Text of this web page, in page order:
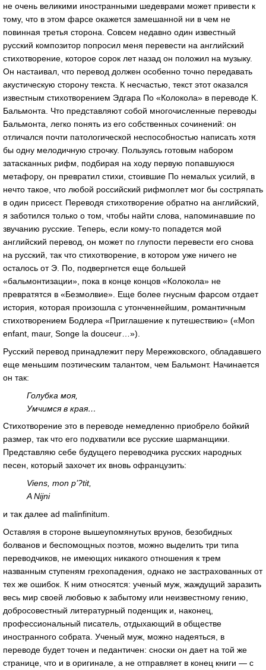
не очень великими иностранными шедеврами может привести к
тому, что в этом фарсе окажется замешанной ни в чем не
повинная третья сторона. Совсем недавно один известный
русский композитор попросил меня перевести на английский
стихотворение, которое сорок лет назад он положил на музыку.
Он настаивал, что перевод должен особенно точно передавать
акустическую сторону текста. К несчастью, текст этот оказался
известным стихотворением Эдгара По «Колокола» в переводе К.
Бальмонта. Что представляют собой многочисленные переводы
Бальмонта, легко понять из его собственных сочинений: он
отличался почти патологической неспособностью написать хотя
бы одну мелодичную строчку. Пользуясь готовым набором
затасканных рифм, подбирая на ходу первую попавшуюся
метафору, он превратил стихи, стоившие По немалых усилий, в
нечто такое, что любой российский рифмоплет мог бы состряпать
в один присест. Переводя стихотворение обратно на английский,
я заботился только о том, чтобы найти слова, напоминавшие по
звучанию русские. Теперь, если кому-то попадется мой
английский перевод, он может по глупости перевести его снова
на русский, так что стихотворение, в котором уже ничего не
осталось от Э. По, подвергнется еще большей
«бальмонтизации», пока в конце концов «Колокола» не
превратятся в «Безмолвие». Еще более гнусным фарсом отдает
история, которая произошла с утонченнейшим, романтичным
стихотворением Бодлера «Приглашение к путешествию» («Mon
enfant, maur, Songe la douceur…»).
Русский перевод принадлежит перу Мережковского, обладавшего
еще меньшим поэтическим талантом, чем Бальмонт. Начинается
он так:
Голубка моя,
Умчимся в края…
Стихотворение это в переводе немедленно приобрело бойкий
размер, так что его подхватили все русские шарманщики.
Представляю себе будущего переводчика русских народных
песен, который захочет их вновь офранцузить:
Viens, mon p’?tit,
A Nijni
и так далее ad malinfinitum.
Оставляя в стороне вышеупомянутых врунов, безобидных
болванов и беспомощных поэтов, можно выделить три типа
переводчиков, не имеющих никакого отношения к трем
названным ступеням грехопадения, однако не застрахованных от
тех же ошибок. К ним относятся: ученый муж, жаждущий заразить
весь мир своей любовью к забытому или неизвестному гению,
добросовестный литературный поденщик и, наконец,
профессиональный писатель, отдыхающий в обществе
иностранного собрата. Ученый муж, можно надеяться, в
переводе будет точен и педантичен: сноски он дает на той же
странице, что и в оригинале, а не отправляет в конец книги — с